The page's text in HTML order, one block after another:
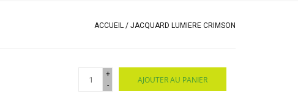
ACCUEIL / JACQUARD LUMIERE CRIMSON
+
-
AJOUTER AU PANIER